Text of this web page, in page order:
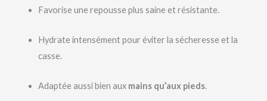
Favorise une repousse plus saine et résistante.
Hydrate intensément pour éviter la sécheresse et la
casse.
Adaptée aussi bien aux mains qu’aux pieds.